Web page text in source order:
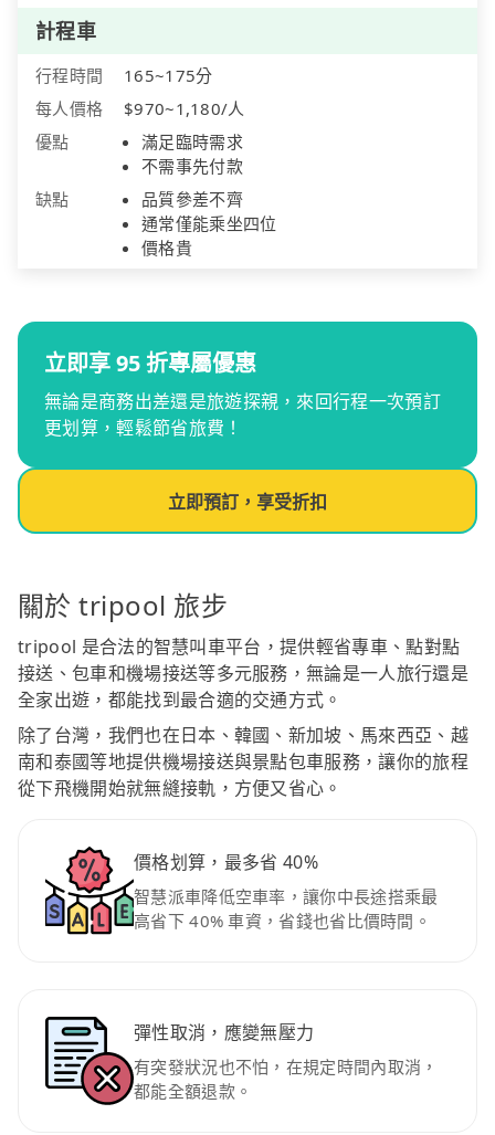
計程車
行程時間
165~175分
每人價格
$970~1,180/人
優點
滿足臨時需求
不需事先付款
缺點
品質參差不齊
通常僅能乘坐四位
價格貴
立即享 95 折專屬優惠
無論是商務出差還是旅遊探親，來回行程一次預訂
更划算，輕鬆節省旅費！
立即預訂，享受折扣
關於 tripool 旅步
tripool 是合法的智慧叫車平台，提供輕省專車、點對點
接送、包車和機場接送等多元服務，無論是一人旅行還是
全家出遊，都能找到最合適的交通方式。
除了台灣，我們也在日本、韓國、新加坡、馬來西亞、越
南和泰國等地提供機場接送與景點包車服務，讓你的旅程
從下飛機開始就無縫接軌，方便又省心。
價格划算，最多省 40%
智慧派車降低空車率，讓你中長途搭乘最
高省下 40% 車資，省錢也省比價時間。
彈性取消，應變無壓力
有突發狀況也不怕，在規定時間內取消，
都能全額退款。